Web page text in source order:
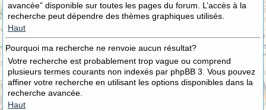
avancée” disponible sur toutes les pages du forum. L’accès à la
recherche peut dépendre des thèmes graphiques utilisés.
Haut
Pourquoi ma recherche ne renvoie aucun résultat?
Votre recherche est probablement trop vague ou comprend
plusieurs termes courants non indexés par phpBB 3. Vous pouvez
affiner votre recherche en utilisant les options disponibles dans la
recherche avancée.
Haut